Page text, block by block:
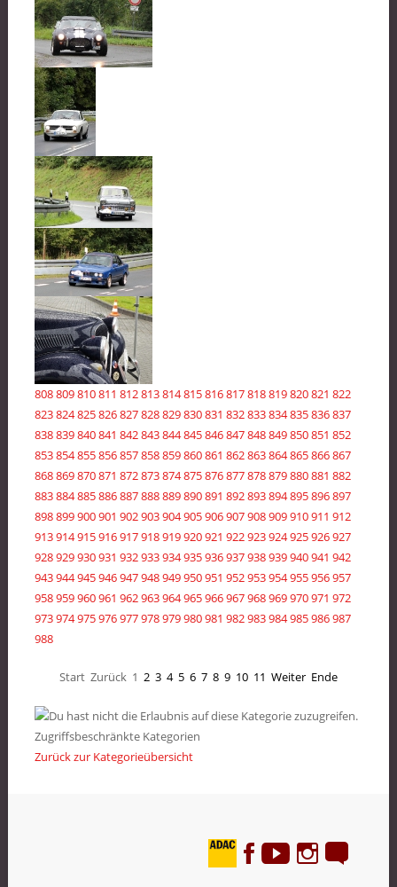
808809810811 812813814815816817818819820821 822
823824825826827828829830831 832833834835836837
838839840841 842843844845846847848849850851 852
853854855856857858859860861 862863864865866867
868869870871 872873874875876877878879880881 882
883884885886887888889890891 892893894895896897
898899900901 902903904905906907908909910911 912
913914915916917918919920921 922923924925926927
928929930931 932933934935936937938939940941 942
943944945946947948949950951 952953954955956957
958959960961 962963964965966967968969970971 972
973974975976977978979980981 982983984985986987
988
Start Zurück 1 2 3 4 5 6 7 8 9 10 11 Weiter Ende
Zugriffsbeschränkte Kategorien
Zurück zur Kategorieübersicht